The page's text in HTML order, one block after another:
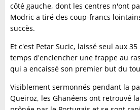
côté gauche, dont les centres n'ont
Modric a tiré des coup-francs
succès.
Et c'est Petar Sucic, laissé seul aux
temps d'enclencher une frappe au
qui a encaissé son premier but du
Visiblement sermonnés pendant la
Queiroz, les Ghanéens ont retrouvé